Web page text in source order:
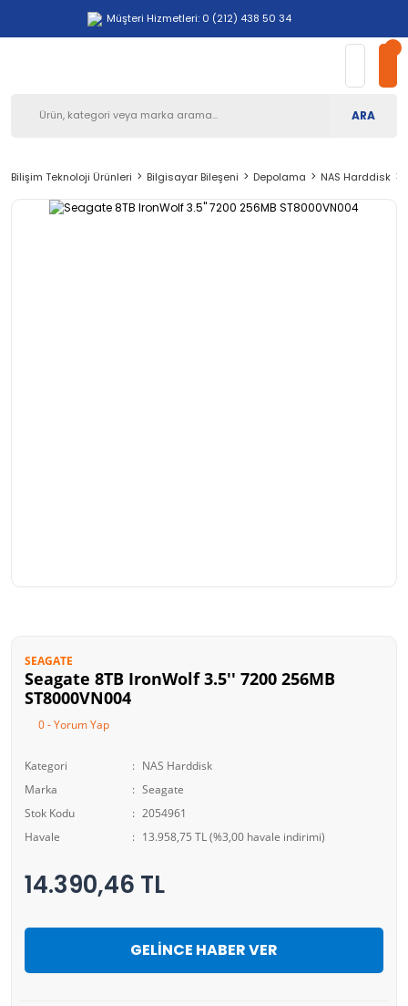
Müşteri Hizmetleri: 0 (212) 438 50 34
ARA
Bilişim Teknoloji Ürünleri Bilgisayar Bileşeni Depolama NAS Harddisk
SEAGATE
Seagate 8TB IronWolf 3.5'' 7200 256MB
ST8000VN004
0 - Yorum Yap
Kategori
NAS Harddisk
Marka
Seagate
Stok Kodu
2054961
Havale
13.958,75 TL (%3,00 havale indirimi)
14.390,46 TL
GELİNCE HABER VER